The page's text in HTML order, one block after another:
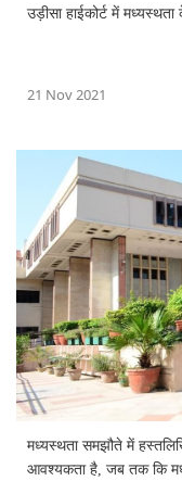
उड़ीसा हाईकोर्ट में
21 Nov 2021
मध्यस्थता समझौते में
आवश्यकता है, जब तक कि